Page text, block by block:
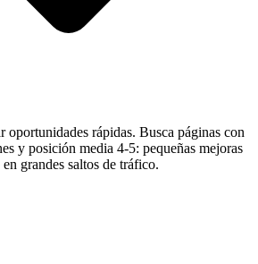
oportunidades rápidas. Busca páginas con
y posición media 4-5: pequeñas mejoras
grandes saltos de tráfico.